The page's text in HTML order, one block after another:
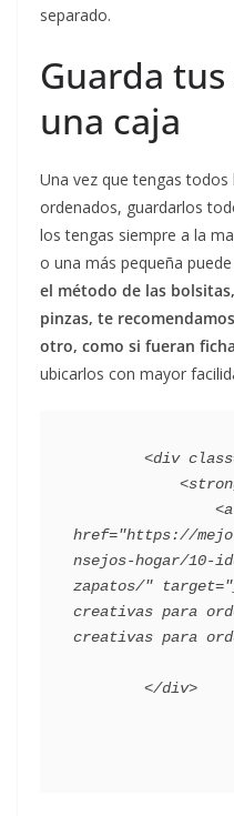
separado.
Guarda
una caja
Una vez que tengas
ordenados, guardarlos
los tengas siempre a la
o una más pequeña
el método de las
pinzas, te
otro, como si fueran
ubicarlos con mayor
href="https://
nsejos-hogar/10-
zapatos/"
creativas para
creativas para